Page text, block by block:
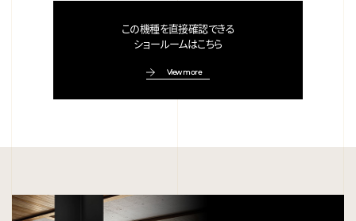
この機種を直接確認できる
ショールームはこちら
View more